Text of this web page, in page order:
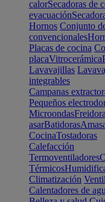
calorSecadoras de
evacuación
Hornos Conjunto
convencionales
Placas de cocina
placaVitrocerámica
Lavavajillas
integrables
Campanas
Pequeños
Microondas
asarBatidoras
CocinaTostadoras
Calefacción
Termoventiladores
Térmicos
Climatización
Calentadores de